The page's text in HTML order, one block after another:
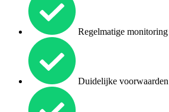
Regelmatige monitoring
Duidelijke voorwaarden